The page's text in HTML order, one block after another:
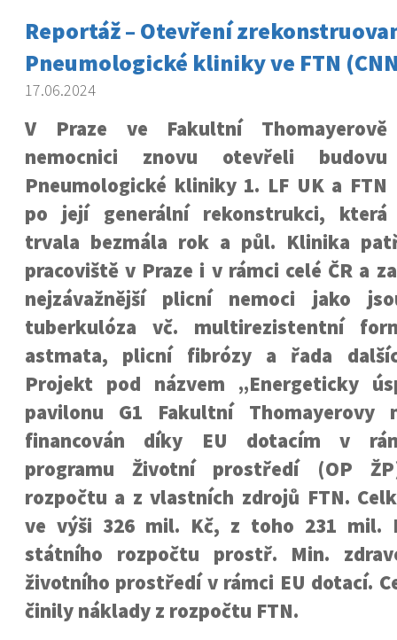
Reportáž – Otevření
Pneumologické kliniky ve FTN
17.06.2024
V Praze ve Fakultní Thomayerově
nemocnici znovu otevřeli budovu
Pneumologické kliniky 1. LF UK a FTN
po její generální rekonstrukci, která
trvala bezmála rok a půl. Klinika
pracoviště v Praze i v rámci celé ČR a
nejzávažnější plicní nemoci jako
tuberkulóza vč. multirezistentní
astmata, plicní fibrózy a řada
Projekt pod názvem „Energeticky
pavilonu G1 Fakultní Thomayerovy
financován díky EU dotacím v
programu Životní prostředí (OP
rozpočtu a z vlastních zdrojů FTN.
ve výši 326 mil. Kč, z toho 231 mil.
státního rozpočtu prostř. Min.
životního prostředí v rámci EU dotací.
činily náklady z rozpočtu FTN.